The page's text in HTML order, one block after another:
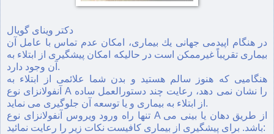
دكتر وينای گويال
در هنگام اپيدمی جهانی يك بيماری، امكان عدم تماس با عامل آن
بيماری تقريباً غيرممكن است در حاليكه امكان پيشگيری از ابتلاء به
آن وجود دارد.
هنگامیی كه هنوز سالم هستيد و بدن شما علائمی از ابتلاء به
آنفولانزای نوع A را نشان نمی ‌دهد، رعايت چند دستورالعمل ساده
از ابتلاء به بيماری و يا توسعه آن جلوگيری می نمايد.
تنها راه ورود ويروس آنفولانزای نوع A از طريق دهان يا بينی می
‌باشد. برای پيشگيری از بيماری كافيست نكات زير را رعايت نمائيد: